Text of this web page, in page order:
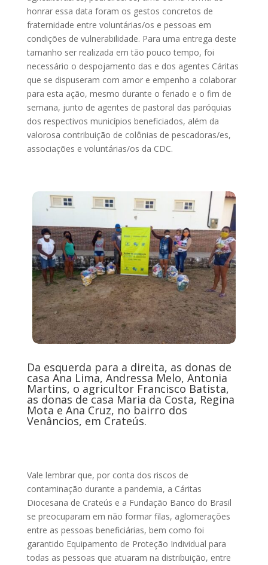
honrar essa data foram os gestos concretos de
fraternidade entre voluntárias/os e pessoas em
condições de vulnerabilidade. Para uma entrega deste
tamanho ser realizada em tão pouco tempo, foi
necessário o despojamento das e dos agentes Cáritas
que se dispuseram com amor e empenho a colaborar
para esta ação, mesmo durante o feriado e o fim de
semana, junto de agentes de pastoral das paróquias
dos respectivos municípios beneficiados, além da
valorosa contribuição de colônias de pescadoras/es,
associações e voluntárias/os da CDC.
Da esquerda para a direita, as donas de
casa Ana Lima, Andressa Melo, Antonia
Martins, o agricultor Francisco Batista,
as donas de casa Maria da Costa, Regina
Mota e Ana Cruz, no bairro dos
Venâncios, em Crateús.
Vale lembrar que, por conta dos riscos de
contaminação durante a pandemia, a Cáritas
Diocesana de Crateús e a Fundação Banco do Brasil
se preocuparam em não formar filas, aglomerações
entre as pessoas beneficiárias, bem como foi
garantido Equipamento de Proteção Individual para
todas as pessoas que atuaram na distribuição, entre